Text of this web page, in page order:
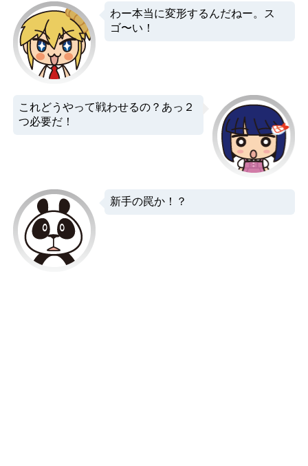
わー本当に変形するんだねー。ス
ゴ〜い！
これどうやって戦わせるの？あっ２
つ必要だ！
新手の罠か！？